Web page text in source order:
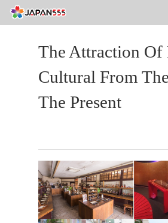
The Attraction Of
Cultural From
The Present